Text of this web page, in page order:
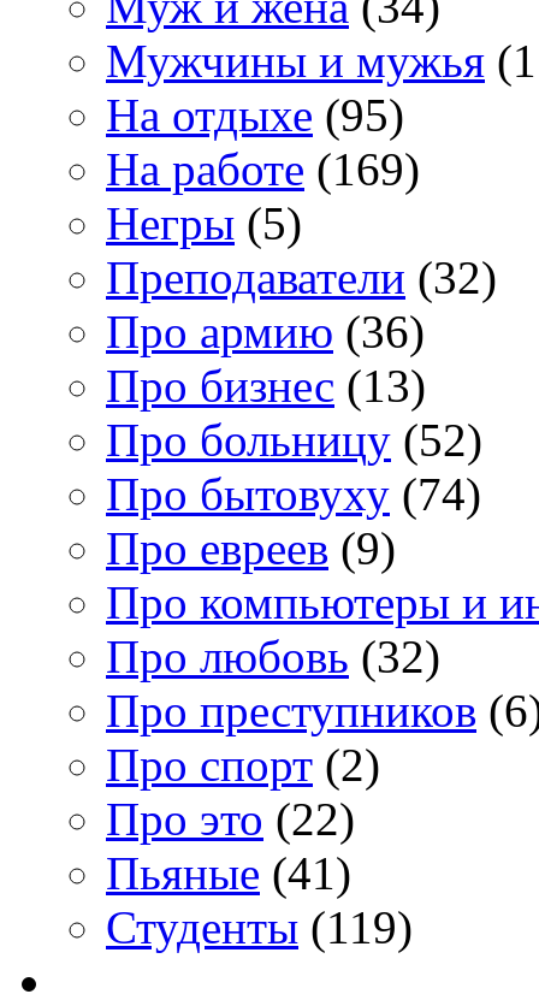
Мужчины и мужья
На отдыхе (95)
На работе (169)
Негры (5)
Преподаватели (32)
Про армию (36)
Про бизнес (13)
Про больницу (52)
Про бытовуху (74)
Про евреев (9)
Про компьютеры и
Про любовь (32)
Про преступников
Про спорт (2)
Про это (22)
Пьяные (41)
Студенты (119)